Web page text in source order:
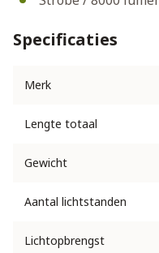
Specificaties
Merk
Lengte totaal
Gewicht
Aantal lichtstanden
Lichtopbrengst